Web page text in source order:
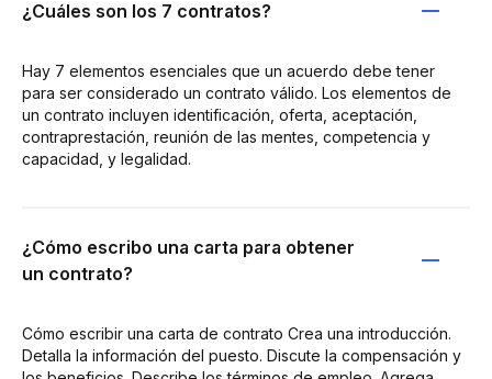
¿Cuáles son los 7 contratos?
Hay 7 elementos esenciales que un acuerdo debe tener
para ser considerado un contrato válido. Los elementos de
un contrato incluyen identificación, oferta, aceptación,
contraprestación, reunión de las mentes, competencia y
capacidad, y legalidad.
¿Cómo escribo una carta para obtener
un contrato?
Cómo escribir una carta de contrato Crea una introducción.
Detalla la información del puesto. Discute la compensación y